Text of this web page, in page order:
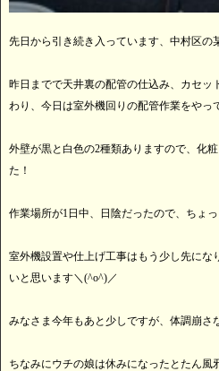
先日から引き続き入っています、中村区の
昨日までで天井裏の配管の仕込み、カセッ
わり、今日は室外機回りの配管作業をやっ
外壁が黒と白色の2種類ありますので、化
た！
作業場所が1日中、日陰だったので、ちょ
室外機設置や仕上げ工事はもう少し先にな
いと思います＼(^o^)／
みなさま今年もあと少しですが、体調崩さ
ちなみにウチの娘は休みになったとたん風